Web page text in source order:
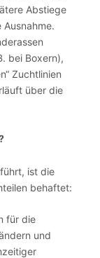
Abstiege
bei Boxern),
Zuchtlinien
über die
ist die
behaftet:
für die
und